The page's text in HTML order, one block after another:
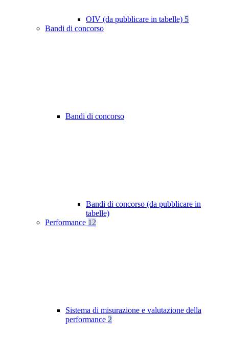
OIV (da pubblicare in tabelle) 5
Bandi di concorso
Bandi di concorso
Bandi di concorso (da pubblicare in
tabelle)
Performance 12
Sistema di misurazione e valutazione della
performance 2